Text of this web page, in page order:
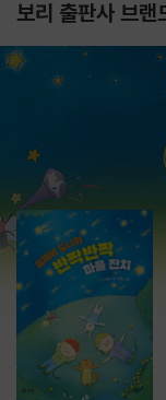
보리 출판사 브랜